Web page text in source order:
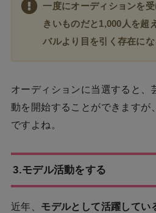
一度にオーディションを
きいものだと1,000人を超
バルより目を引く存在にな
オーディションに当選すると、
動を開始することができますが
ですよね。
3.モデル活動をする
近年、 モデルとして活躍してい